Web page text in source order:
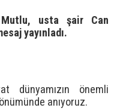
usta şair Can
yayınladı.
dünyamızın önemli
anıyoruz.